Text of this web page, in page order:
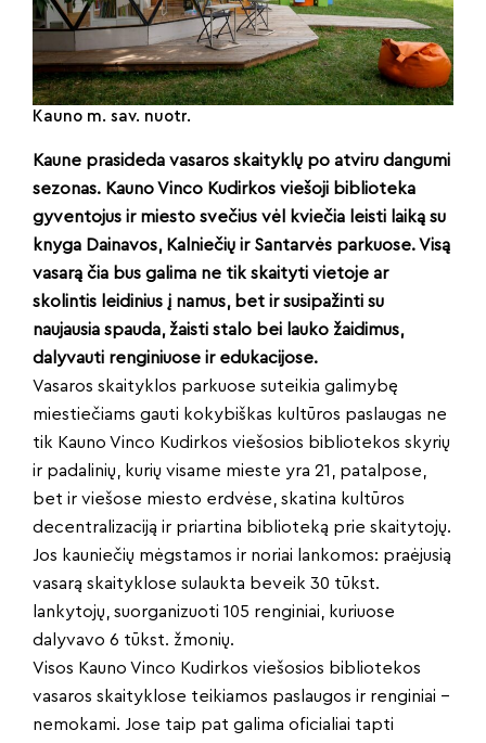
Kauno m. sav. nuotr.
Kaune prasideda vasaros skaityklų po atviru dangumi
sezonas. Kauno Vinco Kudirkos viešoji biblioteka
gyventojus ir miesto svečius vėl kviečia leisti laiką su
knyga Dainavos, Kalniečių ir Santarvės parkuose. Visą
vasarą čia bus galima ne tik skaityti vietoje ar
skolintis leidinius į namus, bet ir susipažinti su
naujausia spauda, žaisti stalo bei lauko žaidimus,
dalyvauti renginiuose ir edukacijose.
Vasaros skaityklos parkuose suteikia galimybę
miestiečiams gauti kokybiškas kultūros paslaugas ne
tik Kauno Vinco Kudirkos viešosios bibliotekos skyrių
ir padalinių, kurių visame mieste yra 21, patalpose,
bet ir viešose miesto erdvėse, skatina kultūros
decentralizaciją ir priartina biblioteką prie skaitytojų.
Jos kauniečių mėgstamos ir noriai lankomos: praėjusią
vasarą skaityklose sulaukta beveik 30 tūkst.
lankytojų, suorganizuoti 105 renginiai, kuriuose
dalyvavo 6 tūkst. žmonių.
Visos Kauno Vinco Kudirkos viešosios bibliotekos
vasaros skaityklose teikiamos paslaugos ir renginiai –
nemokami. Jose taip pat galima oficialiai tapti